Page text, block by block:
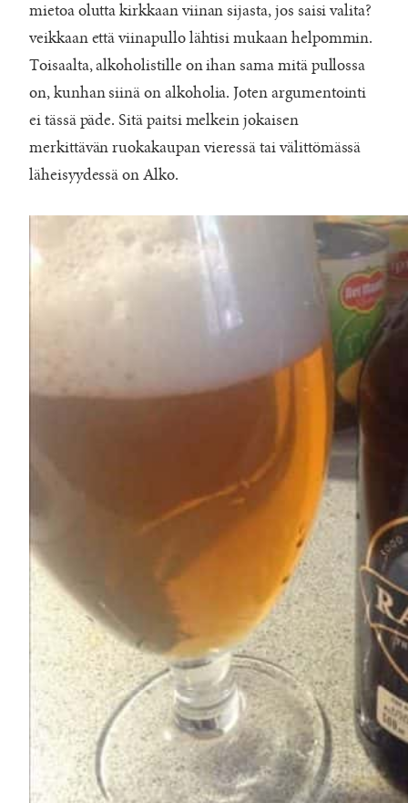
mietoa olutta kirkkaan viinan sijasta, jos saisi valita?
veikkaan että viinapullo lähtisi mukaan helpommin.
Toisaalta, alkoholistille on ihan sama mitä pullossa
on, kunhan siinä on alkoholia. Joten argumentointi
ei tässä päde. Sitä paitsi melkein jokaisen
merkittävän ruokakaupan vieressä tai välittömässä
läheisyydessä on Alko.